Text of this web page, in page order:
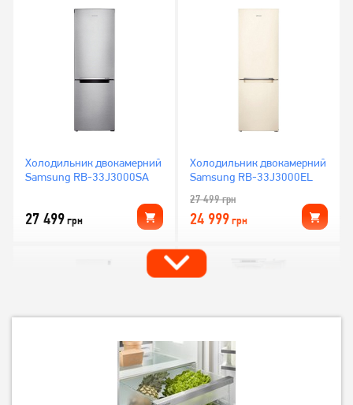
Холодильник двокамерний
Samsung RB-33J3000SA
27 499грн
Холодильник двокамерний
Samsung RB-33J3000EL
27 499грн
24 999грн